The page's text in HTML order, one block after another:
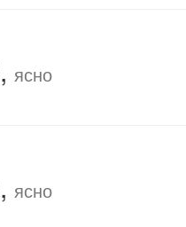
, ясно
, ясно